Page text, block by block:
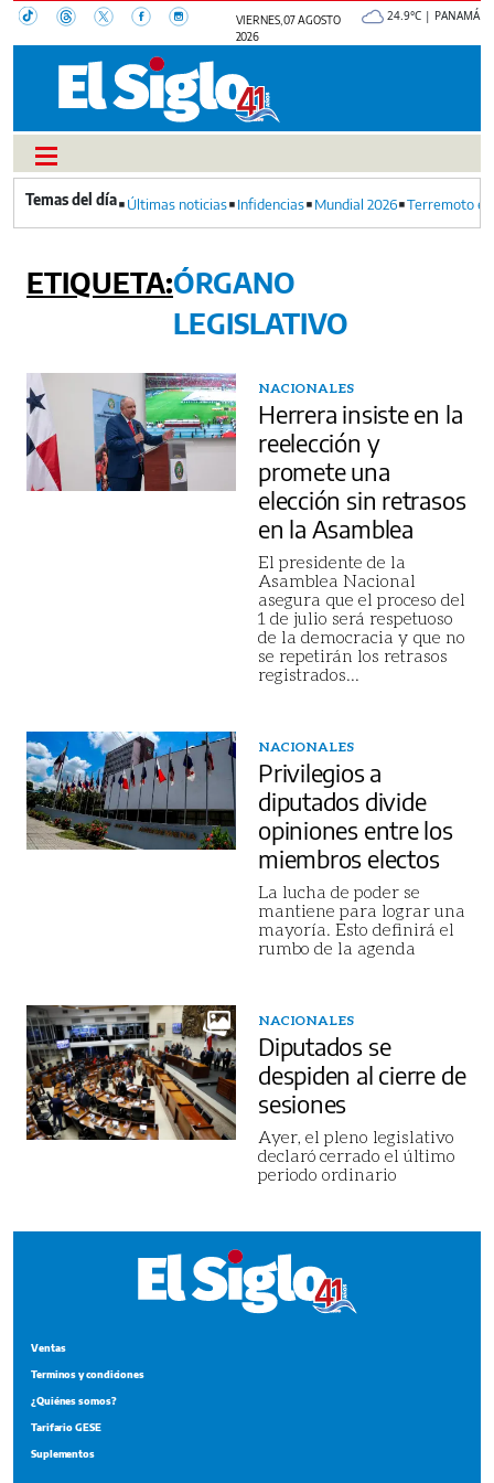
VIERNES, 07 AGOSTO
2026
24.9°C | PANAMÁ
Últimas noticias Infidencias Mundial 2026 Terremoto
ÓRGANO
LEGISLATIVO
NACIONALES
Herrera insiste en la
reelección y
promete una
elección sin retrasos
en la Asamblea
El presidente de la
Asamblea Nacional
asegura que el proceso del
1 de julio será respetuoso
de la democracia y que no
se repetirán los retrasos
registrados...
NACIONALES
Privilegios a
diputados divide
opiniones entre los
miembros electos
La lucha de poder se
mantiene para lograr una
mayoría. Esto definirá el
rumbo de la agenda
NACIONALES
Diputados se
despiden al cierre de
sesiones
Ayer, el pleno legislativo
declaró cerrado el último
periodo ordinario
Ventas
Terminos y condiciones
¿Quiénes somos?
Tarifario GESE
Suplementos